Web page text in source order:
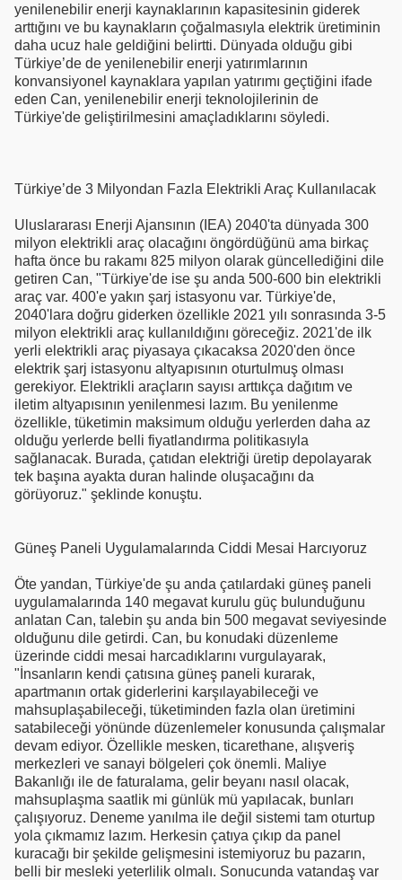
yenilenebilir enerji kaynaklarının kapasitesinin giderek
arttığını ve bu kaynakların çoğalmasıyla elektrik üretiminin
daha ucuz hale geldiğini belirtti. Dünyada olduğu gibi
Türkiye’de de yenilenebilir enerji yatırımlarının
konvansiyonel kaynaklara yapılan yatırımı geçtiğini ifade
eden Can, yenilenebilir enerji teknolojilerinin de
Türkiye'de geliştirilmesini amaçladıklarını söyledi.
Türkiye’de 3 Milyondan Fazla Elektrikli Araç Kullanılacak
Uluslararası Enerji Ajansının (IEA) 2040'ta dünyada 300
milyon elektrikli araç olacağını öngördüğünü ama birkaç
hafta önce bu rakamı 825 milyon olarak güncellediğini dile
getiren Can, "Türkiye'de ise şu anda 500-600 bin elektrikli
araç var. 400'e yakın şarj istasyonu var. Türkiye'de,
2040'lara doğru giderken özellikle 2021 yılı sonrasında 3-5
milyon elektrikli araç kullanıldığını göreceğiz. 2021'de ilk
yerli elektrikli araç piyasaya çıkacaksa 2020'den önce
elektrik şarj istasyonu altyapısının oturtulmuş olması
gerekiyor. Elektrikli araçların sayısı arttıkça dağıtım ve
iletim altyapısının yenilenmesi lazım. Bu yenilenme
özellikle, tüketimin maksimum olduğu yerlerden daha az
olduğu yerlerde belli fiyatlandırma politikasıyla
sağlanacak. Burada, çatıdan elektriği üretip depolayarak
tek başına ayakta duran halinde oluşacağını da
görüyoruz." şeklinde konuştu.
Güneş Paneli Uygulamalarında Ciddi Mesai Harcıyoruz
Öte yandan, Türkiye'de şu anda çatılardaki güneş paneli
uygulamalarında 140 megavat kurulu güç bulunduğunu
anlatan Can, talebin şu anda bin 500 megavat seviyesinde
olduğunu dile getirdi. Can, bu konudaki düzenleme
üzerinde ciddi mesai harcadıklarını vurgulayarak,
"İnsanların kendi çatısına güneş paneli kurarak,
apartmanın ortak giderlerini karşılayabileceği ve
mahsuplaşabileceği, tüketiminden fazla olan üretimini
satabileceği yönünde düzenlemeler konusunda çalışmalar
devam ediyor. Özellikle mesken, ticarethane, alışveriş
merkezleri ve sanayi bölgeleri çok önemli. Maliye
Bakanlığı ile de faturalama, gelir beyanı nasıl olacak,
mahsuplaşma saatlik mi günlük mü yapılacak, bunları
çalışıyoruz. Deneme yanılma ile değil sistemi tam oturtup
yola çıkmamız lazım. Herkesin çatıya çıkıp da panel
kuracağı bir şekilde gelişmesini istemiyoruz bu pazarın,
belli bir mesleki yeterlilik olmalı. Sonucunda vatandaş var